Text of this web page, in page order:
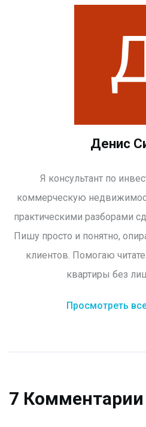
Денис
Я консультант по
коммерческую
практическими разборами
Пишу просто и понятно,
клиентов. Помогаю
квартиры без
Просмотреть
7 Комментарии